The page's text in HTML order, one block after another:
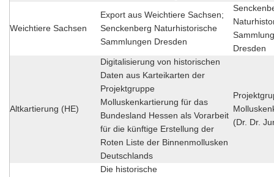
Weichtiere Sachsen
Export aus Weichtiere Sachsen;
Senckenberg Naturhistorische
Sammlungen Dresden
Dresden
Altkartierung (HE)
Digitalisierung von historischen
Daten aus Karteikarten der
Projektgruppe
Molluskenkartierung für das
Bundesland Hessen als Vorarbeit
für die künftige Erstellung der
Roten Liste der Binnenmollusken
Deutschlands
(Dr. Dr.
Die historische